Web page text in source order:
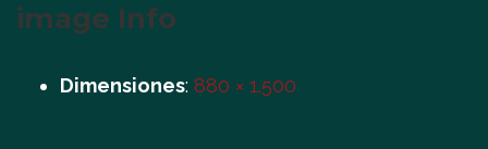
image Info
Dimensiones: 880 × 1.500